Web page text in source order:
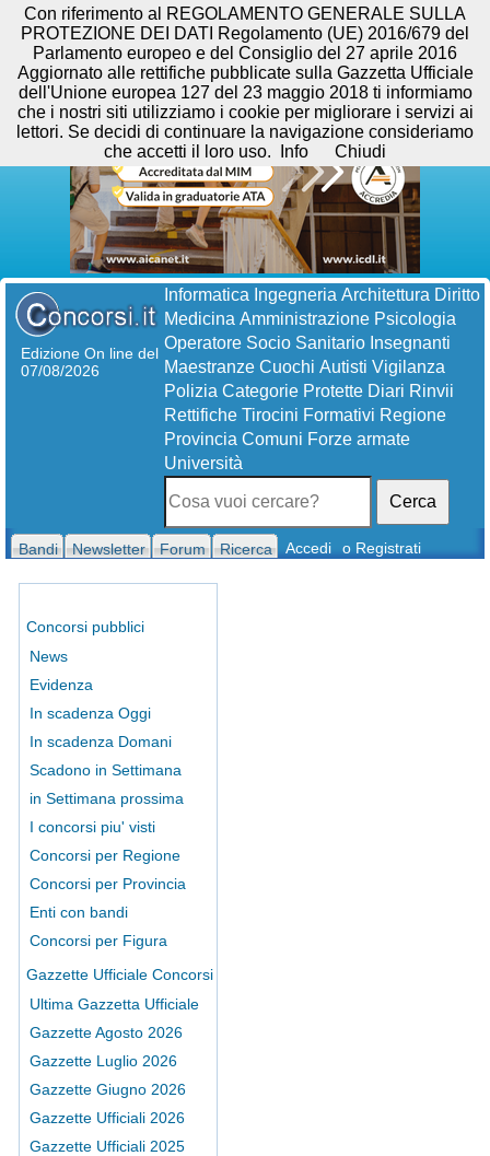
Edizione On line del
07/08/2026
Informatica Ingegneria Architettura Diritto
Medicina Amministrazione Psicologia
Operatore Socio Sanitario Insegnanti
Maestranze Cuochi Autisti Vigilanza
Polizia Categorie Protette Diari Rinvii
Rettifiche Tirocini Formativi Regione
Provincia Comuni Forze armate
Università
Cerca
Bandi Newsletter Forum Ricerca Accedi o Registrati
Concorsi pubblici
News
Evidenza
In scadenza Oggi
In scadenza Domani
Scadono in Settimana
in Settimana prossima
I concorsi piu' visti
Concorsi per Regione
Concorsi per Provincia
Enti con bandi
Concorsi per Figura
Gazzette Ufficiale Concorsi
Ultima Gazzetta Ufficiale
Gazzette Agosto 2026
Gazzette Luglio 2026
Gazzette Giugno 2026
Gazzette Ufficiali 2026
Gazzette Ufficiali 2025
Con riferimento al REGOLAMENTO GENERALE SULLA
PROTEZIONE DEI DATI Regolamento (UE) 2016/679 del
Parlamento europeo e del Consiglio del 27 aprile 2016
Aggiornato alle rettifiche pubblicate sulla Gazzetta Ufficiale
dell'Unione europea 127 del 23 maggio 2018 ti informiamo
che i nostri siti utilizziamo i cookie per migliorare i servizi ai
lettori. Se decidi di continuare la navigazione consideriamo
che accetti il loro uso.
Info Chiudi